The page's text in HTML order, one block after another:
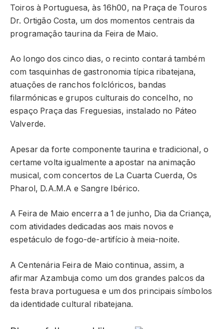
Toiros à Portuguesa, às 16h00, na Praça de Touros
Dr. Ortigão Costa, um dos momentos centrais da
programação taurina da Feira de Maio.
Ao longo dos cinco dias, o recinto contará também
com tasquinhas de gastronomia típica ribatejana,
atuações de ranchos folclóricos, bandas
filarmónicas e grupos culturais do concelho, no
espaço Praça das Freguesias, instalado no Páteo
Valverde.
Apesar da forte componente taurina e tradicional, o
certame volta igualmente a apostar na animação
musical, com concertos de La Cuarta Cuerda, Os
Pharol, D.A.M.A e Sangre Ibérico.
A Feira de Maio encerra a 1 de junho, Dia da Criança,
com atividades dedicadas aos mais novos e
espetáculo de fogo-de-artifício à meia-noite.
A Centenária Feira de Maio continua, assim, a
afirmar Azambuja como um dos grandes palcos da
festa brava portuguesa e um dos principais símbolos
da identidade cultural ribatejana.